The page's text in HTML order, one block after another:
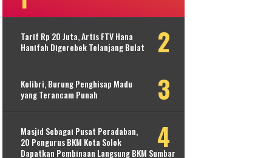
Tarif Rp 20 Juta, Artis FTV Hana
Hanifah Digerebek Telanjang Bulat
Kolibri, Burung Penghisap Madu
yang Terancam Punah
Masjid Sebagai Pusat Peradaban,
20 Pengurus BKM Kota Solok
Dapatkan Pembinaan Langsung BKM Sumbar